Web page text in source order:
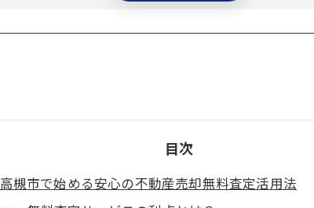
目次
高槻市で始める安心の不動産売却無料査定活用法